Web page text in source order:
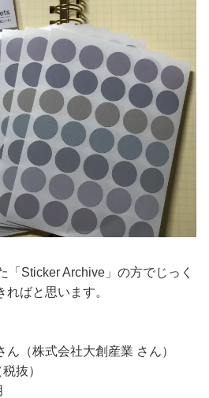
「Sticker Archive」の方でじっく
ばと思います。
ん（株式会社大創産業 さん）
抜）